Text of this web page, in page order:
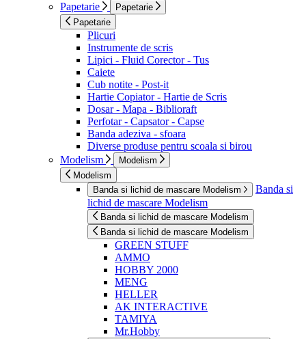
Papetarie
Papetarie
Papetarie
Plicuri
Instrumente de scris
Lipici - Fluid Corector - Tus
Caiete
Cub notite - Post-it
Hartie Copiator - Hartie de Scris
Dosar - Mapa - Biblioraft
Perfotar - Capsator - Capse
Banda adeziva - sfoara
Diverse produse pentru scoala si birou
Modelism
Modelism
Modelism
Banda si lichid de mascare Modelism
Banda si
lichid de mascare Modelism
Banda si lichid de mascare Modelism
Banda si lichid de mascare Modelism
GREEN STUFF
AMMO
HOBBY 2000
MENG
HELLER
AK INTERACTIVE
TAMIYA
Mr.Hobby